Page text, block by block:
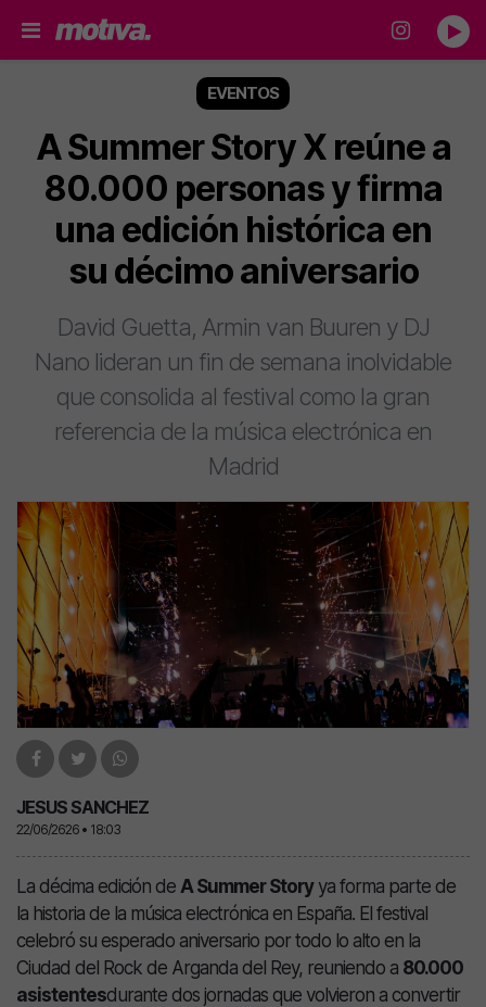
EVENTOS
A Summer Story X reúne a
80.000 personas y firma
una edición histórica en
su décimo aniversario
David Guetta, Armin van Buuren y DJ
Nano lideran un fin de semana inolvidable
que consolida al festival como la gran
referencia de la música electrónica en
Madrid
JESUS SANCHEZ
22/06/2626 • 18:03
La décima edición de A Summer Storyya forma parte de
la historia de la música electrónica en España. El festival
celebró su esperado aniversario por todo lo alto en la
Ciudad del Rock de Arganda del Rey, reuniendo a 80.000
asistentesdurante dos jornadas que volvieron a convertir